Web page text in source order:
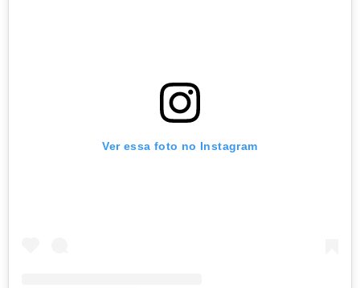
Ver essa foto no Instagram